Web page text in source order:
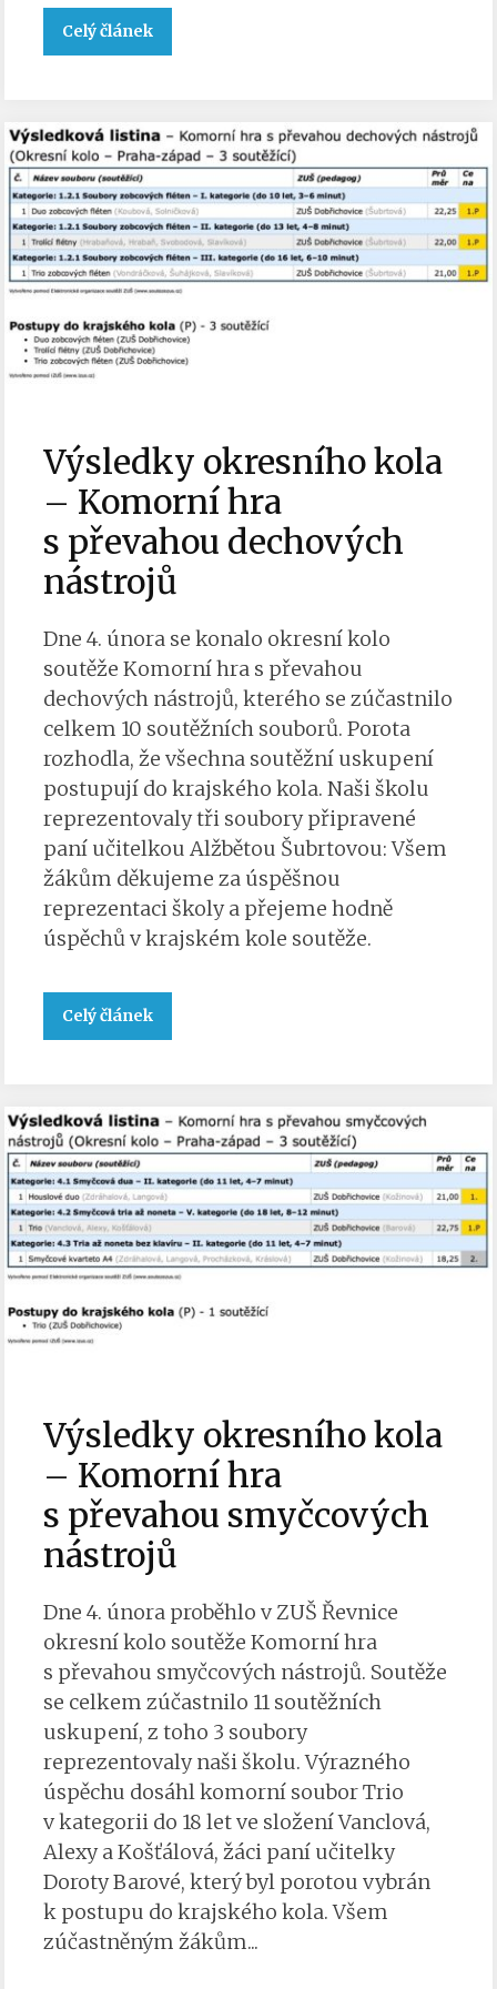
Celý článek
Výsledky okresního kola
– Komorní hra
s převahou dechových
nástrojů
Dne 4. února se konalo okresní kolo
soutěže Komorní hra s převahou
dechových nástrojů, kterého se zúčastnilo
celkem 10 soutěžních souborů. Porota
rozhodla, že všechna soutěžní uskupení
postupují do krajského kola. Naši školu
reprezentovaly tři soubory připravené
paní učitelkou Alžbětou Šubrtovou: Všem
žákům děkujeme za úspěšnou
reprezentaci školy a přejeme hodně
úspěchů v krajském kole soutěže.
Celý článek
Výsledky okresního kola
– Komorní hra
s převahou smyčcových
nástrojů
Dne 4. února proběhlo v ZUŠ Řevnice
okresní kolo soutěže Komorní hra
s převahou smyčcových nástrojů. Soutěže
se celkem zúčastnilo 11 soutěžních
uskupení, z toho 3 soubory
reprezentovaly naši školu. Výrazného
úspěchu dosáhl komorní soubor Trio
v kategorii do 18 let ve složení Vanclová,
Alexy a Košťálová, žáci paní učitelky
Doroty Barové, který byl porotou vybrán
k postupu do krajského kola. Všem
zúčastněným žákům...